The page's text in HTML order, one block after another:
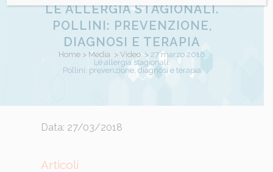
LE ALLERGIA STAGIONALI.
POLLINI: PREVENZIONE,
DIAGNOSI E TERAPIA
Home > Media > Video > 27 marzo 2018
Le allergia stagionali.
Pollini: prevenzione, diagnosi e terapia
Posted at 09:42hin
Data: 27/03/2018
Articoli